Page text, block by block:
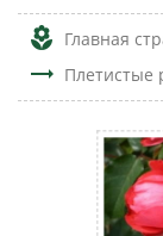
local_florist Главная
trending_flat Плетистые